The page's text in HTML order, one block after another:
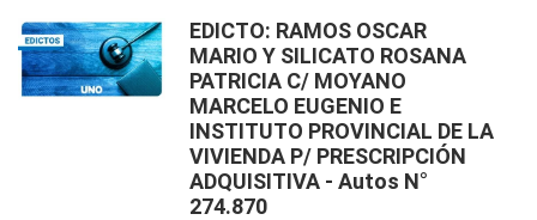
EDICTO: RAMOS OSCAR
MARIO Y SILICATO ROSANA
PATRICIA C/ MOYANO
MARCELO EUGENIO E
INSTITUTO PROVINCIAL DE LA
VIVIENDA P/ PRESCRIPCIÓN
ADQUISITIVA - Autos N°
274.870